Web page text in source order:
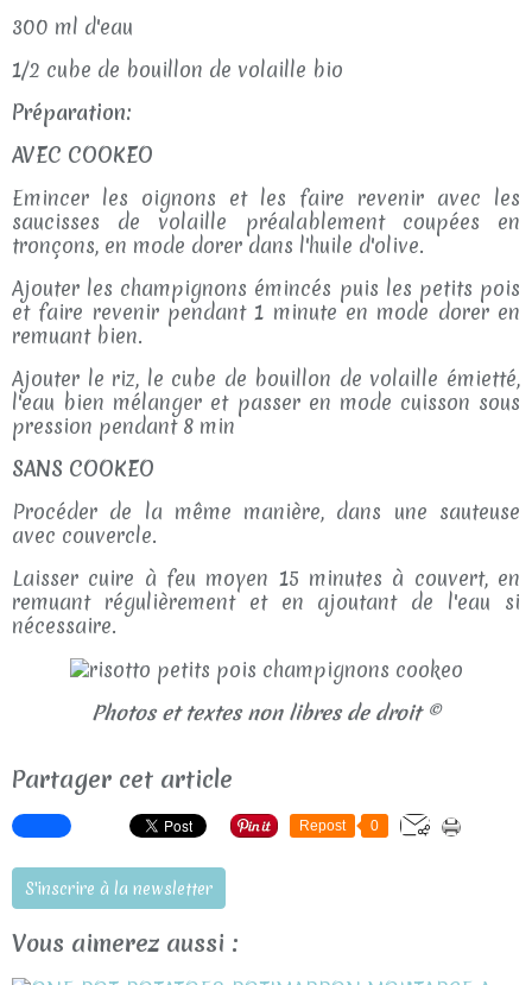
300 ml d'eau
1/2 cube de bouillon de volaille bio
Préparation:
AVEC COOKEO
Emincer les oignons et les faire revenir avec les
saucisses de volaille préalablement coupées en
tronçons, en mode dorer dans l'huile d'olive.
Ajouter les champignons émincés puis les petits pois
et faire revenir pendant 1 minute en mode dorer en
remuant bien.
Ajouter le riz, le cube de bouillon de volaille émietté,
l'eau bien mélanger et passer en mode cuisson sous
pression pendant 8 min
SANS COOKEO
Procéder de la même manière, dans une sauteuse
avec couvercle.
Laisser cuire à feu moyen 15 minutes à couvert, en
remuant régulièrement et en ajoutant de l'eau si
nécessaire.
Photos et textes non libres de droit ©
Partager cet article
Repost 0
S'inscrire à la newsletter
Vous aimerez aussi :